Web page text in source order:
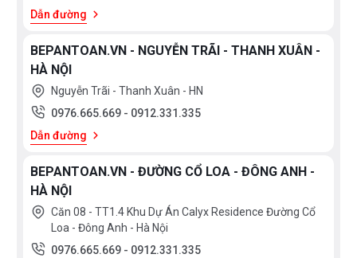
thay đổi tức thì về mức nhiệt độ mong muốn.
Bếp từ Binova BI-808TL - Thiết kế mới cùng những
trải nghiệm mới
Bếp từ Binova BI-808TL sử dụng bảng điều khiển
cảm ứng dạng trượt
Slider Control
hiện đại với 9 cấp
độ công suất nhiệt độ khác nhau, điều khiển dễ dàng
bằng một ngón tay, mọi chương trình nấu đều được
Dẫn đường
BEPANTOAN.VN - NGUYỄN TRÃI - THANH XUÂN -
HÀ NỘI
Nguyễn Trãi - Thanh Xuân - HN
0976.665.669 - 0912.331.335
Dẫn đường
BEPANTOAN.VN - ĐƯỜNG CỔ LOA - ĐÔNG ANH -
HÀ NỘI
Căn 08 - TT1.4 Khu Dự Án Calyx Residence Đường Cổ
Loa - Đông Anh - Hà Nội
0976.665.669 - 0912.331.335